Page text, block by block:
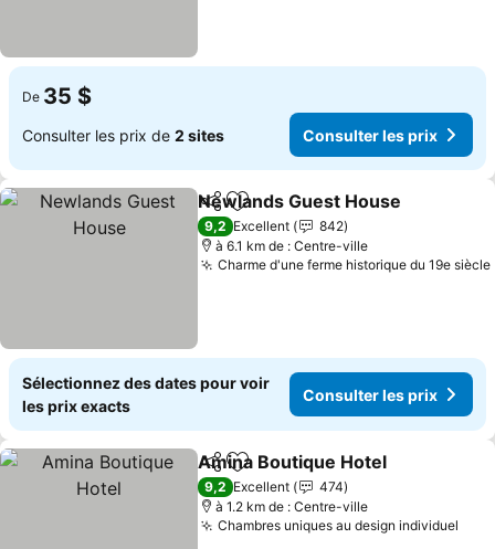
De 35 $
Consulter les prix de 2 sites Consulter les prix
PartagerAjouter à mes favoris
Newlands Guest House
9,2 Excellent
842
à 6.1 km de : Centre-ville
Charme d'une ferme historique du 19e siècle
Sélectionnez des dates pour voir
les prix exacts
Consulter les prix
PartagerAjouter à mes favoris
Amina Boutique Hotel
9,2 Excellent
474
à 1.2 km de : Centre-ville
Chambres uniques au design individuel